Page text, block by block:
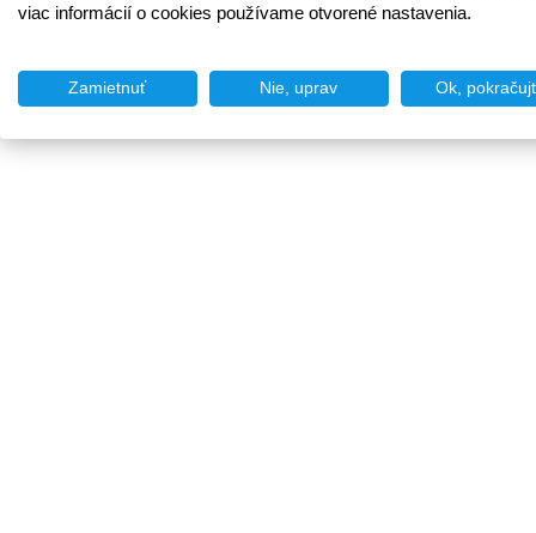
viac informácií o cookies používame otvorené nastavenia.
Zamietnuť Nie, uprav Ok,